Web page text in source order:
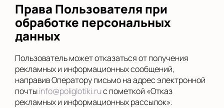
Права Пользователя при
обработке персональных
данных
Пользователь может отказаться от получения
рекламных и информационных сообщений,
направив Оператору письмо на адрес электронной
почтыinfo@poliglotiki.ruс пометкой «Отказ
рекламных и информационных рассылок».